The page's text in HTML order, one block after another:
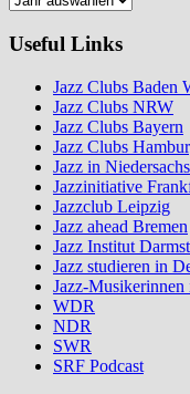
Useful Links
Jazz Clubs Baden
Jazz Clubs NRW
Jazz Clubs Bayern
Jazz Clubs
Jazz in
Jazzinitiative
Jazzclub Leipzig
Jazz ahead Bremen
Jazz Institut
Jazz studieren in
Jazz-Musikerinnen
WDR
NDR
SWR
SRF Podcast